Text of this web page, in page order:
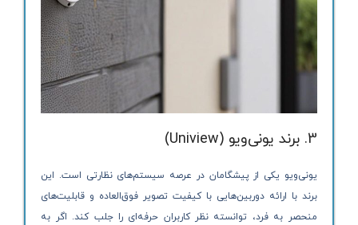
3. برند یونی‌ویو (Uniview)
یونی‌ویو یکی از پیشگامان در عرصه سیستم‌های نظارتی است. این
برند با ارائه دوربین‌هایی با کیفیت تصویر فوق‌العاده و قابلیت‌های
منحصر به فرد، توانسته نظر کاربران حرفه‌ای را جلب کند. اگر به